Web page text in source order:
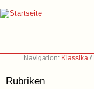
Navigation: Klassika /
Rubriken